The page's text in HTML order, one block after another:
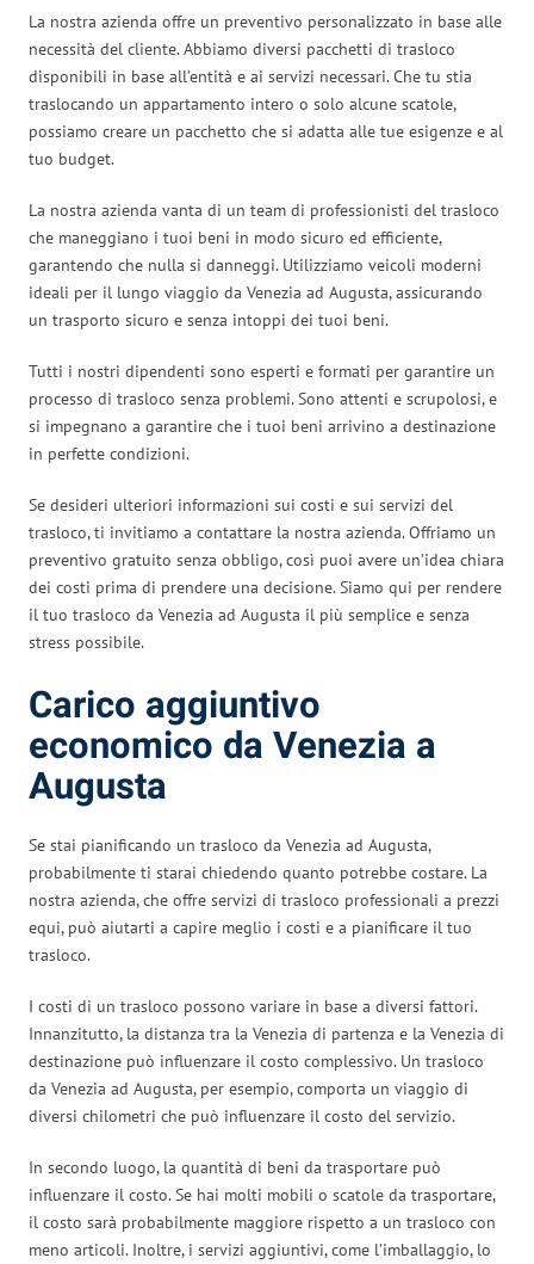
La nostra azienda offre un preventivo personalizzato in base alle
necessità del cliente. Abbiamo diversi pacchetti di trasloco
disponibili in base all’entità e ai servizi necessari. Che tu stia
traslocando un appartamento intero o solo alcune scatole,
possiamo creare un pacchetto che si adatta alle tue esigenze e al
tuo budget.
La nostra azienda vanta di un team di professionisti del trasloco
che maneggiano i tuoi beni in modo sicuro ed efficiente,
garantendo che nulla si danneggi. Utilizziamo veicoli moderni
ideali per il lungo viaggio da Venezia ad Augusta, assicurando
un trasporto sicuro e senza intoppi dei tuoi beni.
Tutti i nostri dipendenti sono esperti e formati per garantire un
processo di trasloco senza problemi. Sono attenti e scrupolosi, e
si impegnano a garantire che i tuoi beni arrivino a destinazione
in perfette condizioni.
Se desideri ulteriori informazioni sui costi e sui servizi del
trasloco, ti invitiamo a contattare la nostra azienda. Offriamo un
preventivo gratuito senza obbligo, così puoi avere un’idea chiara
dei costi prima di prendere una decisione. Siamo qui per rendere
il tuo trasloco da Venezia ad Augusta il più semplice e senza
stress possibile.
Carico aggiuntivo
economico da Venezia a
Augusta
Se stai pianificando un trasloco da Venezia ad Augusta,
probabilmente ti starai chiedendo quanto potrebbe costare. La
nostra azienda, che offre servizi di trasloco professionali a prezzi
equi, può aiutarti a capire meglio i costi e a pianificare il tuo
trasloco.
I costi di un trasloco possono variare in base a diversi fattori.
Innanzitutto, la distanza tra la Venezia di partenza e la Venezia di
destinazione può influenzare il costo complessivo. Un trasloco
da Venezia ad Augusta, per esempio, comporta un viaggio di
diversi chilometri che può influenzare il costo del servizio.
In secondo luogo, la quantità di beni da trasportare può
influenzare il costo. Se hai molti mobili o scatole da trasportare,
il costo sarà probabilmente maggiore rispetto a un trasloco con
meno articoli. Inoltre, i servizi aggiuntivi, come l’imballaggio, lo